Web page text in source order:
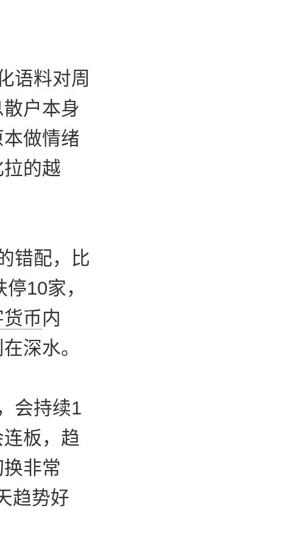
语料对周
户本身
做情绪
的越
错配，比
10家，
币内
深水。
会持续1
板，趋
非常
趋势好